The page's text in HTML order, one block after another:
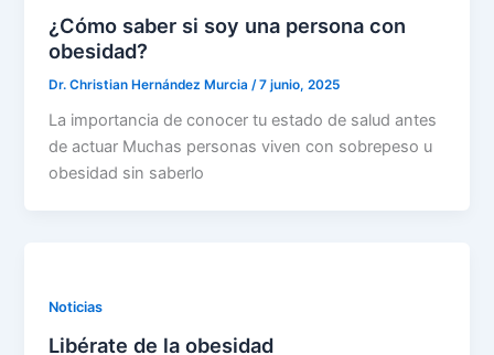
¿Cómo saber si soy una persona con
obesidad?
Dr. Christian Hernández Murcia /7 junio, 2025
La importancia de conocer tu estado de salud antes
de actuar Muchas personas viven con sobrepeso u
obesidad sin saberlo
Noticias
Libérate de la obesidad